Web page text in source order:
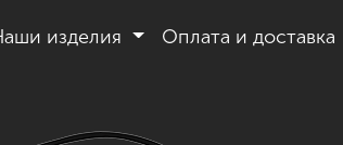
изделия Оплата и доставка